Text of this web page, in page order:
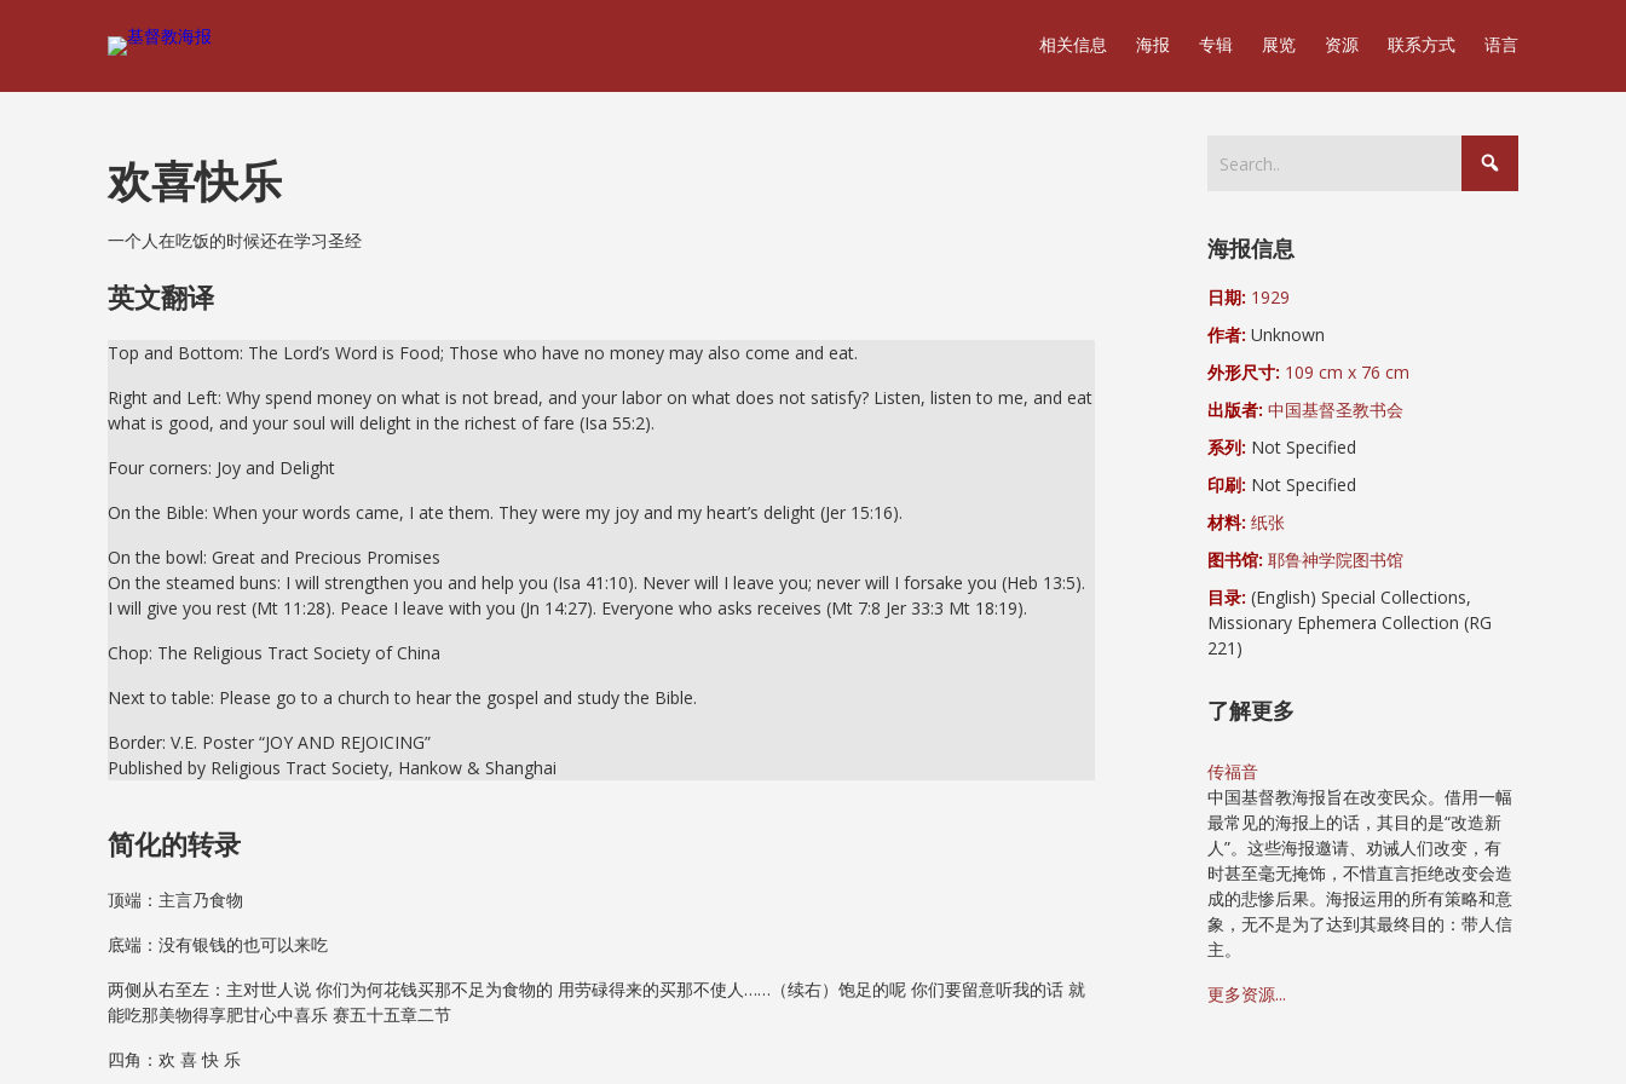
相关信息 海报 专辑 展览 资源 联系方式 语言
欢喜快乐
一个人在吃饭的时候还在学习圣经
英文翻译
Top and Bottom: The Lord’s Word is Food; Those who have no money may also come and eat.
Right and Left: Why spend money on what is not bread, and your labor on what does not satisfy? Listen, listen to me, and eat
what is good, and your soul will delight in the richest of fare (Isa 55:2).
Four corners: Joy and Delight
On the Bible: When your words came, I ate them. They were my joy and my heart’s delight (Jer 15:16).
On the bowl: Great and Precious Promises
On the steamed buns: I will strengthen you and help you (Isa 41:10). Never will I leave you; never will I forsake you (Heb 13:5).
I will give you rest (Mt 11:28). Peace I leave with you (Jn 14:27). Everyone who asks receives (Mt 7:8 Jer 33:3 Mt 18:19).
Chop: The Religious Tract Society of China
Next to table: Please go to a church to hear the gospel and study the Bible.
Border: V.E. Poster “JOY AND REJOICING”
Published by Religious Tract Society, Hankow & Shanghai
简化的转录
顶端：主言乃食物
底端：没有银钱的也可以来吃
两侧从右至左：主对世人说 你们为何花钱买那不足为食物的 用劳碌得来的买那不使人……（续右）饱足的呢 你们要留意听我的话 就
能吃那美物得享肥甘心中喜乐 赛五十五章二节
四角：欢 喜 快 乐
海报信息
日期: 1929
作者: Unknown
外形尺寸: 109 cm x 76 cm
出版者: 中国基督圣教书会
系列: Not Specified
印刷: Not Specified
材料: 纸张
图书馆: 耶鲁神学院图书馆
目录: (English) Special Collections,
Missionary Ephemera Collection (RG
221)
了解更多
传福音
中国基督教海报旨在改变民众。借用一幅
最常见的海报上的话，其目的是“改造新
人”。这些海报邀请、劝诫人们改变，有
时甚至毫无掩饰，不惜直言拒绝改变会造
成的悲惨后果。海报运用的所有策略和意
象，无不是为了达到其最终目的：带人信
主。
更多资源...